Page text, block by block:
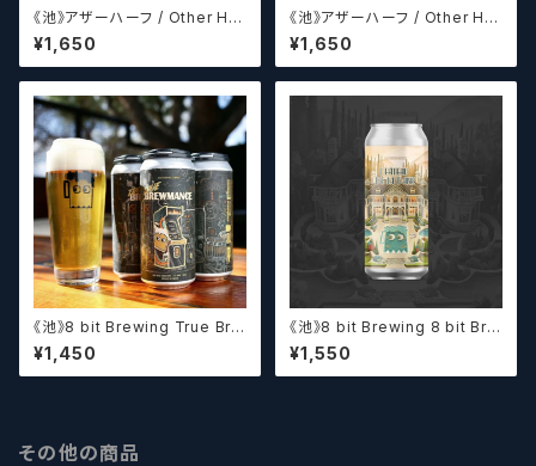
《池》アザーハーフ / Other Hal
f Brewing Hop Duos! - Citr
a + Galaxy 【クラフトビールシ
ザーズ】
¥1,650
《池》アザーハーフ / Other Hal
f Brewing Dank Ivy【クラフト
ビールシザーズ】
¥1,650
《池》8 bit Brewing True Bre
wmance (473ml) / トゥルー
ブルーマンス【クラフトビール】
¥1,450
《池》8 bit Brewing 8 bit Bre
wing Chateau De La Dank
WC DIPA (473ml) / シャトー・
ド・ラ・ダンク【クラフトビール】
¥1,550
その他の商品